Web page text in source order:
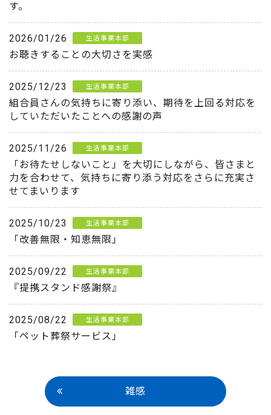
す。
2026/01/26 生活事業本部
お聴きすることの大切さを実感
2025/12/23 生活事業本部
組合員さんの気持ちに寄り添い、期待を上回る対応を
していただいたことへの感謝の声
2025/11/26 生活事業本部
「お待たせしないこと」を大切にしながら、皆さまと
力を合わせて、気持ちに寄り添う対応をさらに充実さ
せてまいります
2025/10/23 生活事業本部
「改善無限・知恵無限」
2025/09/22 生活事業本部
『提携スタンド感謝祭』
2025/08/22 生活事業本部
「ペット葬祭サービス」
雑感